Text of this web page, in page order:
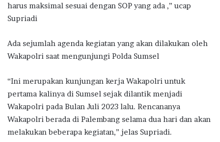
harus maksimal sesuai dengan SOP yang ada ,” ucap
Supriadi
Ada sejumlah agenda kegiatan yang akan dilakukan oleh
Wakapolri saat mengunjungi Polda Sumsel
“Ini merupakan kunjungan kerja Wakapolri untuk
pertama kalinya di Sumsel sejak dilantik menjadi
Wakapolri pada Bulan Juli 2023 lalu. Rencananya
Wakapolri berada di Palembang selama dua hari dan akan
melakukan beberapa kegiatan,” jelas Supriadi.